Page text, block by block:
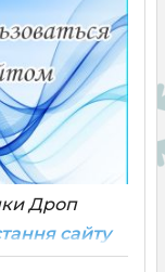
Дроп
сайту
і просто!